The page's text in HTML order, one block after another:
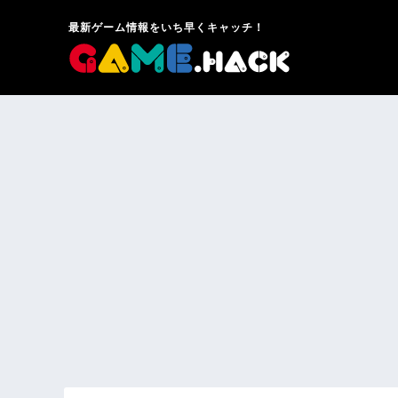
最新ゲーム情報をいち早くキャッチ！